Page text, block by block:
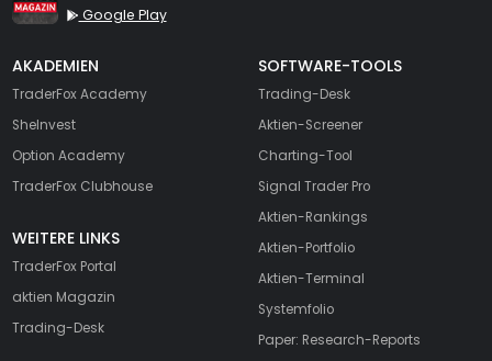
Google Play
AKADEMIEN
TraderFox Academy
SheInvest
Option Academy
TraderFox Clubhouse
WEITERE LINKS
TraderFox Portal
aktien Magazin
Trading-Desk
SOFTWARE-TOOLS
Trading-Desk
Aktien-Screener
Charting-Tool
Signal Trader Pro
Aktien-Rankings
Aktien-Portfolio
Aktien-Terminal
Systemfolio
Paper: Research-Reports